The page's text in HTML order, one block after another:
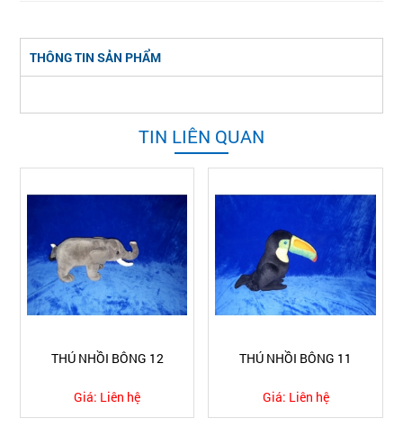
THÔNG TIN SẢN PHẨM
TIN LIÊN QUAN
THÚ NHỒI BÔNG 12
Giá: Liên hệ
THÚ NHỒI BÔNG 11
Giá: Liên hệ